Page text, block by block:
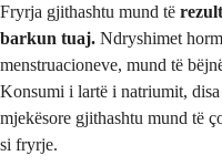
Fryrja gjithashtu mund të
barkun tuaj. Ndryshimet
menstruacioneve, mund të
Konsumi i lartë i natriumit,
mjekësore gjithashtu mund të
si fryrje.